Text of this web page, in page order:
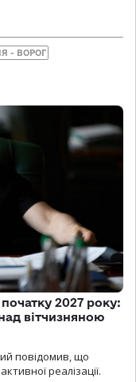
- ВОРОГ
2027 року:
вітчизняною
повідомив, що
реалізації.